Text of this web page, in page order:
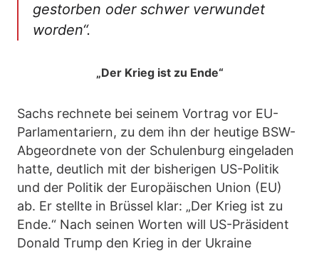
gestorben oder schwer verwundet
worden“.
„Der Krieg ist zu Ende“
Sachs rechnete bei seinem Vortrag vor EU-
Parlamentariern, zu dem ihn der heutige BSW-
Abgeordnete von der Schulenburg eingeladen
hatte, deutlich mit der bisherigen US-Politik
und der Politik der Europäischen Union (EU)
ab. Er stellte in Brüssel klar: „Der Krieg ist zu
Ende.“ Nach seinen Worten will US-Präsident
Donald Trump den Krieg in der Ukraine